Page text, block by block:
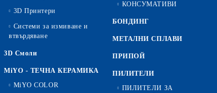
3D Принтери
Системи за измиване и
втвърдяване
3D Смоли
MiYO - ТЕЧНА КЕРАМИКА
MiYO COLOR
КОНСУМАТИВИ
БОНДИНГ
МЕТАЛНИ СПЛАВИ
ПРИПОЙ
ПИЛИТЕЛИ
ПИЛИТЕЛИ ЗА